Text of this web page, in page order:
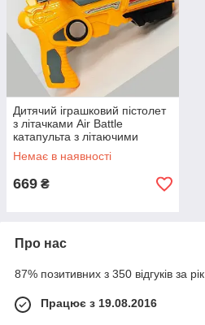
Дитячий іграшковий пістолет
з літачками Air Battle
катапульта з літаючими
літаками (AB-1). Колір:
жовтий QY-54
Немає в наявності
669 ₴
Про нас
87% позитивних з 350 відгуків за рік
Працює з 19.08.2016